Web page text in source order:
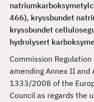
466), kryssbundet
kryssbundet
hydrolysert
Commission
amending Annex II and
1333/2008 of the
Council as regards the